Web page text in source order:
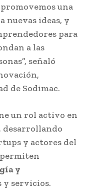
una
nuevas ideas, y
para
a las
señaló
de Sodimac.
un rol activo en
, desarrollando
y actores del
y
y servicios.